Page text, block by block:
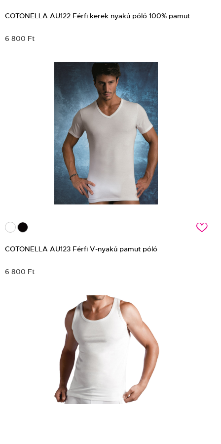
COTONELLA AU122 Férfi kerek nyakú póló 100% pamut
6 800 Ft
c
COTONELLA AU123 Férfi V-nyakú pamut póló
6 800 Ft